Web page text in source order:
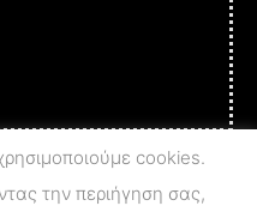
cookies.
την περιήγηση σας,